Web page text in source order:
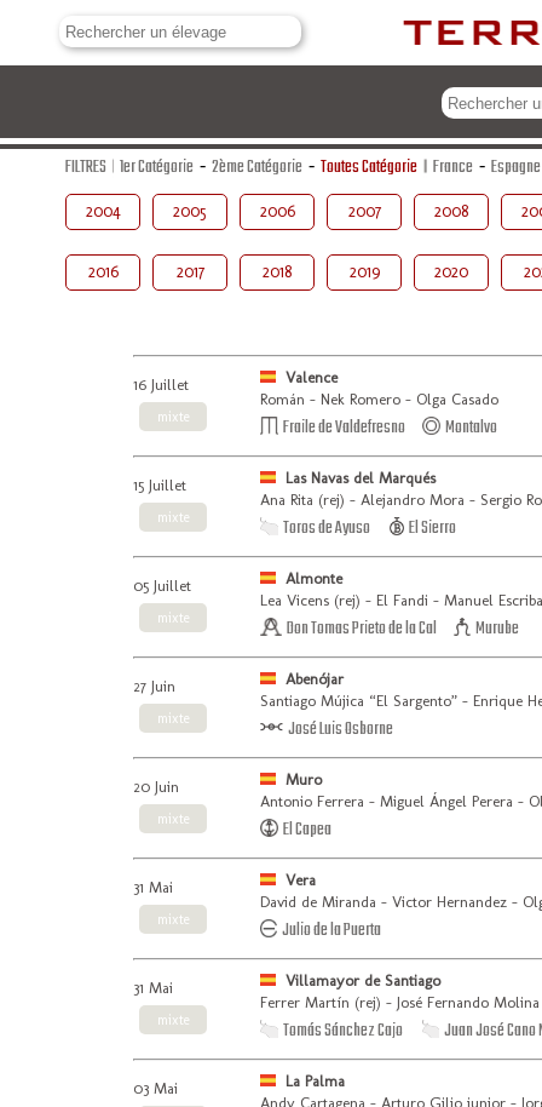
FILTRES 1er Catégorie - 2ème Catégorie - Toutes Catégorie France - Espagne
2004 2005 2006 2007 2008
2016 2017 2018 2019 2020
16 Juillet
mixte
Valence
Román - Nek Romero - Olga Casado
Fraile de Valdefresno Montalvo
15 Juillet
mixte
Las Navas del Marqués
Ana Rita (rej) - Alejandro Mora - Sergio
Toros de Ayuso El Sierro
05 Juillet
mixte
Almonte
Lea Vicens (rej) - El Fandi - Manuel
Don Tomas Prieto de la Cal Murube
27 Juin
mixte
Abenójar
Santiago Mújica “El Sargento” - Enrique
José Luis Osborne
20 Juin
mixte
Muro
Antonio Ferrera - Miguel Ángel Perera -
El Capea
31 Mai
mixte
Vera
David de Miranda - Victor Hernandez -
Julio de la Puerta
31 Mai
mixte
Villamayor de Santiago
Ferrer Martín (rej) - José Fernando
Tomás Sánchez Cajo Juan José Cano
03 Mai
La Palma
Andy Cartagena - Arturo Gilio junior -